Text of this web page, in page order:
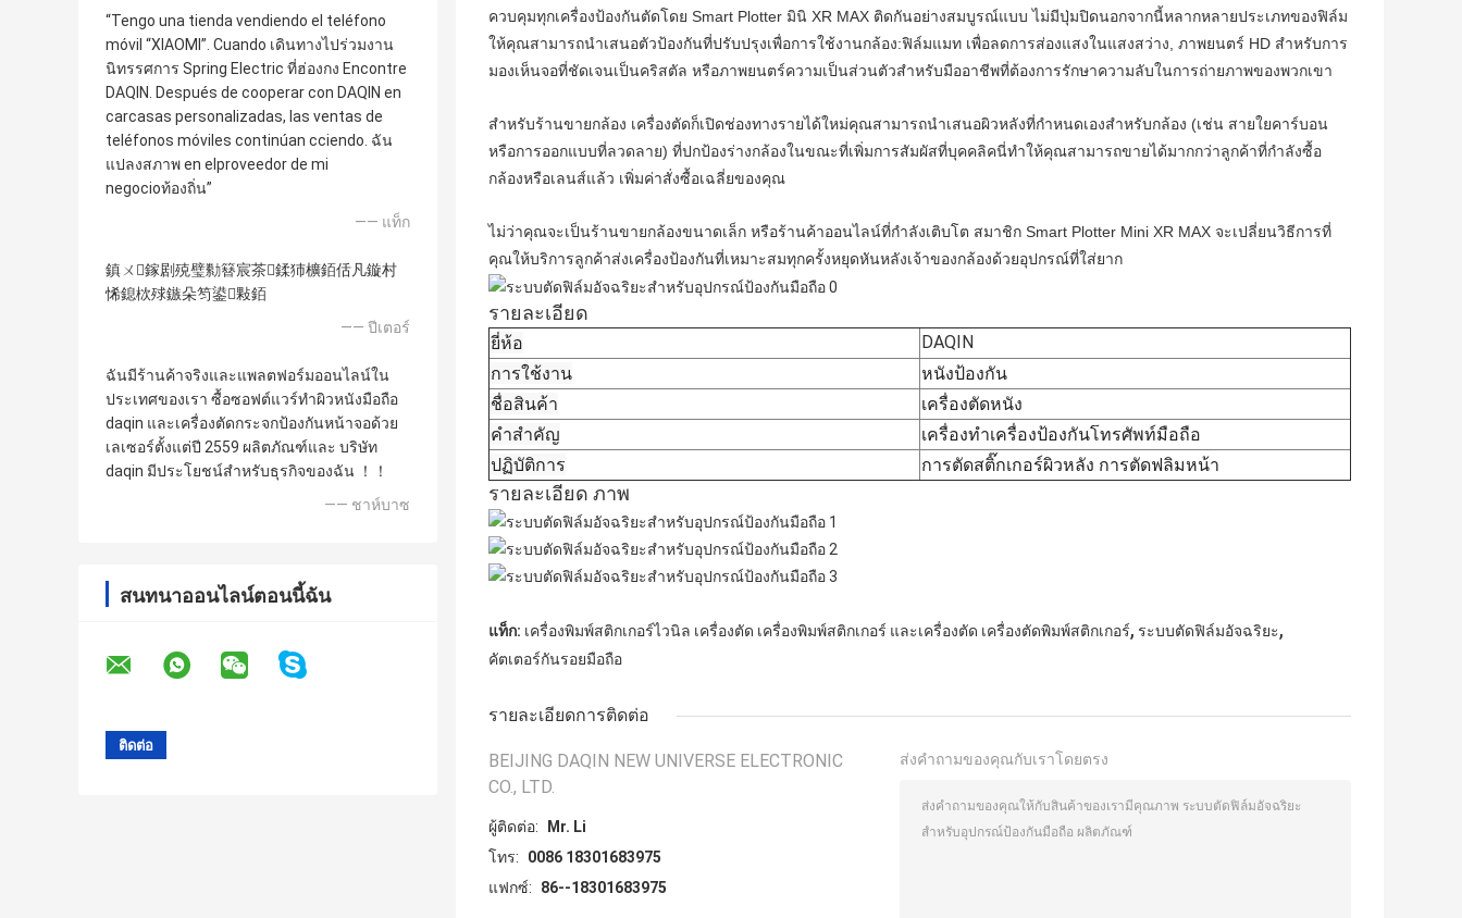
“Tengo una tienda vendiendo el teléfono
móvil “XIAOMI”. Cuando เดินทางไปร่วมงาน
นิทรรศการ Spring Electric ที่ฮ่องกง Encontre
DAQIN. Después de cooperar con DAQIN en
carcasas personalizadas, las ventas de
teléfonos móviles continúan cciendo. ฉัน
แปลงสภาพ en elproveedor de mi
negocioท้องถิ่น”
—— แท็ก
鎮ㄨ鎵剧殑璧勬簮宸茶鍒犻櫎銆佸凡鏇村
悕鎴栨殏鏃朵笉鍙敤銆
—— ปีเตอร์
ฉันมีร้านค้าจริงและแพลตฟอร์มออนไลน์ใน
ประเทศของเรา ซื้อซอฟต์แวร์ทำผิวหนังมือถือ
daqin และเครื่องตัดกระจกป้องกันหน้าจอด้วย
เลเซอร์ตั้งแต่ปี 2559 ผลิตภัณฑ์และ บริษัท
daqin มีประโยชน์สำหรับธุรกิจของฉัน ！！
—— ชาห์บาซ
สนทนาออนไลน์ตอนนี้ฉัน
ควบคุมทุกเครื่องป้องกันตัดโดย Smart Plotter มินิ XR MAX ติดกันอย่างสมบูรณ์แบบ ไม่มีปุ่มปิดนอกจากนี้หลากหลายประเภทของฟิล์ม
ให้คุณสามารถนําเสนอตัวป้องกันที่ปรับปรุงเพื่อการใช้งานกล้อง:ฟิล์มแมท เพื่อลดการส่องแสงในแสงสว่าง, ภาพยนตร์ HD สําหรับการ
มองเห็นจอที่ชัดเจนเป็นคริสตัล หรือภาพยนตร์ความเป็นส่วนตัวสําหรับมืออาชีพที่ต้องการรักษาความลับในการถ่ายภาพของพวกเขา
สําหรับร้านขายกล้อง เครื่องตัดก็เปิดช่องทางรายได้ใหม่คุณสามารถนําเสนอผิวหลังที่กําหนดเองสําหรับกล้อง (เช่น สายใยคาร์บอน
หรือการออกแบบที่ลวดลาย) ที่ปกป้องร่างกล้องในขณะที่เพิ่มการสัมผัสที่บุคคลิคนี่ทําให้คุณสามารถขายได้มากกว่าลูกค้าที่กําลังซื้อ
กล้องหรือเลนส์แล้ว เพิ่มค่าสั่งซื้อเฉลี่ยของคุณ
ไม่ว่าคุณจะเป็นร้านขายกล้องขนาดเล็ก หรือร้านค้าออนไลน์ที่กําลังเติบโต สมาชิก Smart Plotter Mini XR MAX จะเปลี่ยนวิธีการที่
คุณให้บริการลูกค้าส่งเครื่องป้องกันที่เหมาะสมทุกครั้งหยุดหันหลังเจ้าของกล้องด้วยอุปกรณ์ที่ใส่ยาก
รายละเอียด
ยี่ห้อ DAQIN
การใช้งาน
หนังป้องกัน
ชื่อสินค้า
เครื่องตัดหนัง
คําสําคัญ
เครื่องทําเครื่องป้องกันโทรศัพท์มือถือ
ปฏิบัติการ
การตัดสติ๊กเกอร์ผิวหลัง การตัดฟลิมหน้า
รายละเอียด ภาพ
แท็ก: เครื่องพิมพ์สติกเกอร์ไวนิล เครื่องตัด เครื่องพิมพ์สติกเกอร์ และเครื่องตัด เครื่องตัดพิมพ์สติกเกอร์, ระบบตัดฟิล์มอัจฉริยะ,
คัตเตอร์กันรอยมือถือ
รายละเอียดการติดต่อ
BEIJING DAQIN NEW UNIVERSE ELECTRONIC
CO., LTD.
ผู้ติดต่อ:
Mr. Li
โทร:
0086 18301683975
แฟกซ์:
86--18301683975
ส่งคำถามของคุณกับเราโดยตรง